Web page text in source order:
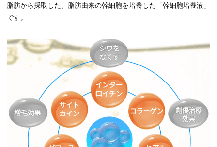
脂肪から採取した、脂肪由来の幹細胞を培養した「幹細胞培養液」
です。